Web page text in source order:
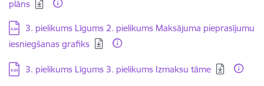
plāns
Lejupielādēt:
3. pielikums Līgums 2. pielikums Maksājuma pieprasījumu
iesniegšanas grafiks
Lejupielādēt:
3. pielikums Līgums 3. pielikums Izmaksu tāme